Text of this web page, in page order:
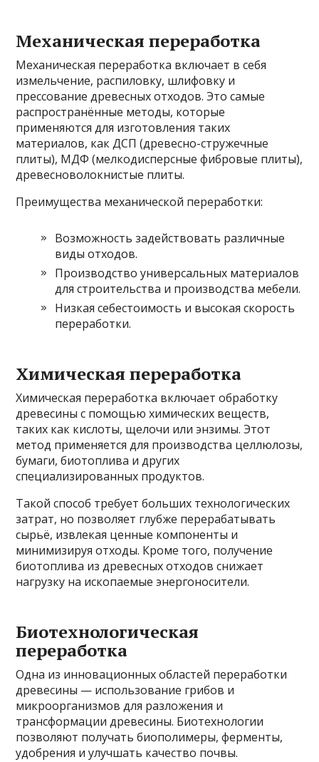
Механическая переработка
Механическая переработка включает в себя
измельчение, распиловку, шлифовку и
прессование древесных отходов. Это самые
распространённые методы, которые
применяются для изготовления таких
материалов, как ДСП (древесно-стружечные
плиты), МДФ (мелкодисперсные фибровые плиты),
древесноволокнистые плиты.
Преимущества механической переработки:
Возможность задействовать различные
виды отходов.
Производство универсальных материалов
для строительства и производства мебели.
Низкая себестоимость и высокая скорость
переработки.
Химическая переработка
Химическая переработка включает обработку
древесины с помощью химических веществ,
таких как кислоты, щелочи или энзимы. Этот
метод применяется для производства целлюлозы,
бумаги, биотоплива и других
специализированных продуктов.
Такой способ требует больших технологических
затрат, но позволяет глубже перерабатывать
сырьё, извлекая ценные компоненты и
минимизируя отходы. Кроме того, получение
биотоплива из древесных отходов снижает
нагрузку на ископаемые энергоносители.
Биотехнологическая
переработка
Одна из инновационных областей переработки
древесины — использование грибов и
микроорганизмов для разложения и
трансформации древесины. Биотехнологии
позволяют получать биополимеры, ферменты,
удобрения и улучшать качество почвы.